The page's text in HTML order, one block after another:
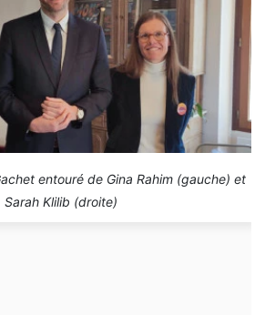
entouré de Gina Rahim (gauche) et
Sarah Klilib (droite)